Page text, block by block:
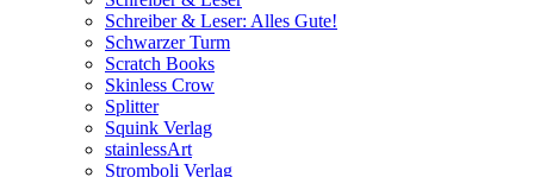
Schreiber & Leser: Alles Gute!
Schwarzer Turm
Scratch Books
Skinless Crow
Splitter
Squink Verlag
stainlessArt
Stromboli Verlag